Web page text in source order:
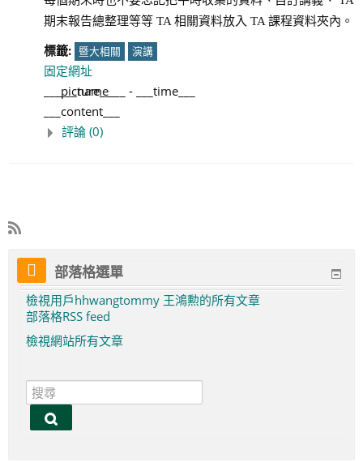
期末報告總整理等等 TA 相關資料放入 TA 課程資料夾內。
標籤: 暨大相關 演講
固定網址
___picture___
___name___ -
___time___
___content___
評論 (0)
部落格選單
檢視用戶hhwangtommy 王鴻勲的所有文章
部落格RSS feed
檢視網站所有文章
搜
尋
搜